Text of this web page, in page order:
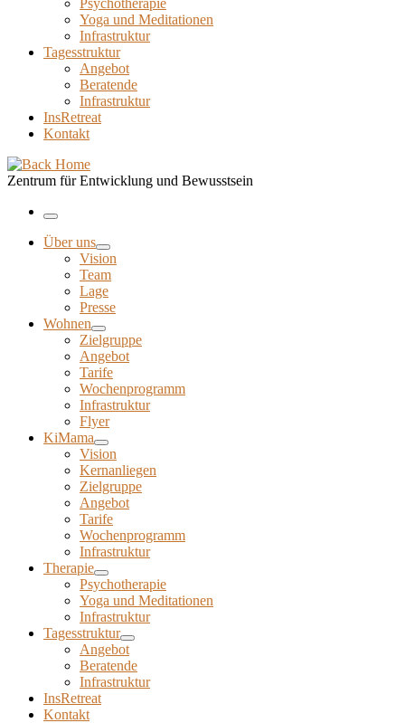
Psychotherapie
Yoga und Meditationen
Infrastruktur
Tagesstruktur
Angebot
Beratende
Infrastruktur
InsRetreat
Kontakt
Zentrum für Entwicklung und Bewusstsein
Menu
Über uns
Vision
Team
Lage
Presse
Wohnen
Zielgruppe
Angebot
Tarife
Wochenprogramm
Infrastruktur
Flyer
KiMama
Vision
Kernanliegen
Zielgruppe
Angebot
Tarife
Wochenprogramm
Infrastruktur
Therapie
Psychotherapie
Yoga und Meditationen
Infrastruktur
Tagesstruktur
Angebot
Beratende
Infrastruktur
InsRetreat
Kontakt